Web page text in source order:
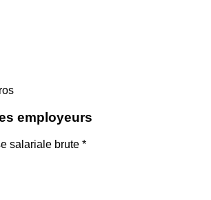
employeurs
salariale brute *